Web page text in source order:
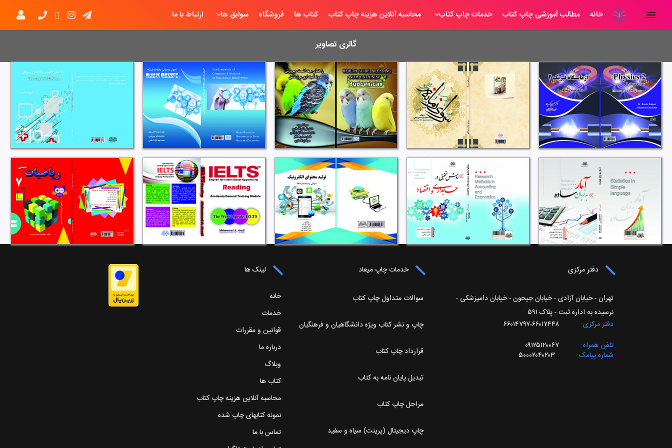
خانه مطالب آموزشی چاپ کتاب خدمات چاپ کتاب محاسبه آنلاین هزینه چاپ کتاب کتاب ها فروشگاه سوابق ها ارتباط با ما
گالری تصاویر
دفتر مرکزی
تهران - خیابان آزادی - خیابان جیحون - خیابان دامپزشکی -
نرسیده به اداره ثبت - پلاک ۵۹۱
دفتر مرکزی
۶۶۰۱۷۴۴۸-۶۶۰۱۴۷۹۷
تلفن همراه
۰۹۱۲۵۱۲۰۰۶۷
شماره پیامک
۵۰۰۰۲۰۴۰۲۰۳
خدمات چاپ میعاد
سوالات متداول چاپ کتاب
چاپ و نشر کتاب ویژه دانشگاهیان و فرهنگیان
قرارداد چاپ کتاب
تبدیل پایان نامه به کتاب
مراحل چاپ کتاب
چاپ دیجیتال (پرینت) سیاه و سفید
لینک ها
خانه
خدمات
قوانین و مقررات
درباره ما
وبلاگ
کتاب ها
محاسبه آنلاین هزینه چاپ کتاب
نمونه کتابهای چاپ شده
تماس با ما